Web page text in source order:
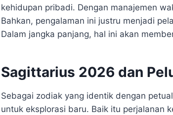
kehidupan pribadi. Dengan manajemen
Bahkan, pengalaman ini justru menjadi
Dalam jangka panjang, hal ini akan
Sagittarius 2026 dan
Sebagai zodiak yang identik dengan
untuk eksplorasi baru. Baik itu perjalanan